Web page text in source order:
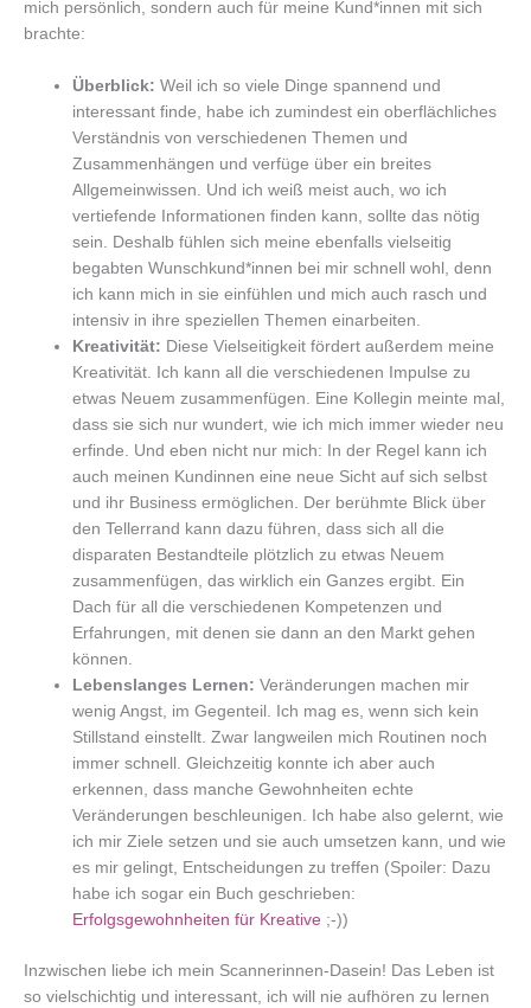
mich persönlich, sondern auch für meine Kund*innen mit sich
brachte:
Überblick: Weil ich so viele Dinge spannend und
interessant finde, habe ich zumindest ein oberflächliches
Verständnis von verschiedenen Themen und
Zusammenhängen und verfüge über ein breites
Allgemeinwissen. Und ich weiß meist auch, wo ich
vertiefende Informationen finden kann, sollte das nötig
sein. Deshalb fühlen sich meine ebenfalls vielseitig
begabten Wunschkund*innen bei mir schnell wohl, denn
ich kann mich in sie einfühlen und mich auch rasch und
intensiv in ihre speziellen Themen einarbeiten.
Kreativität: Diese Vielseitigkeit fördert außerdem meine
Kreativität. Ich kann all die verschiedenen Impulse zu
etwas Neuem zusammenfügen. Eine Kollegin meinte mal,
dass sie sich nur wundert, wie ich mich immer wieder neu
erfinde. Und eben nicht nur mich: In der Regel kann ich
auch meinen Kundinnen eine neue Sicht auf sich selbst
und ihr Business ermöglichen. Der berühmte Blick über
den Tellerrand kann dazu führen, dass sich all die
disparaten Bestandteile plötzlich zu etwas Neuem
zusammenfügen, das wirklich ein Ganzes ergibt. Ein
Dach für all die verschiedenen Kompetenzen und
Erfahrungen, mit denen sie dann an den Markt gehen
können.
Lebenslanges Lernen: Veränderungen machen mir
wenig Angst, im Gegenteil. Ich mag es, wenn sich kein
Stillstand einstellt. Zwar langweilen mich Routinen noch
immer schnell. Gleichzeitig konnte ich aber auch
erkennen, dass manche Gewohnheiten echte
Veränderungen beschleunigen. Ich habe also gelernt, wie
ich mir Ziele setzen und sie auch umsetzen kann, und wie
es mir gelingt, Entscheidungen zu treffen (Spoiler: Dazu
habe ich sogar ein Buch geschrieben:
Erfolgsgewohnheiten für Kreative ;-))
Inzwischen liebe ich mein Scannerinnen-Dasein! Das Leben ist
so vielschichtig und interessant, ich will nie aufhören zu lernen